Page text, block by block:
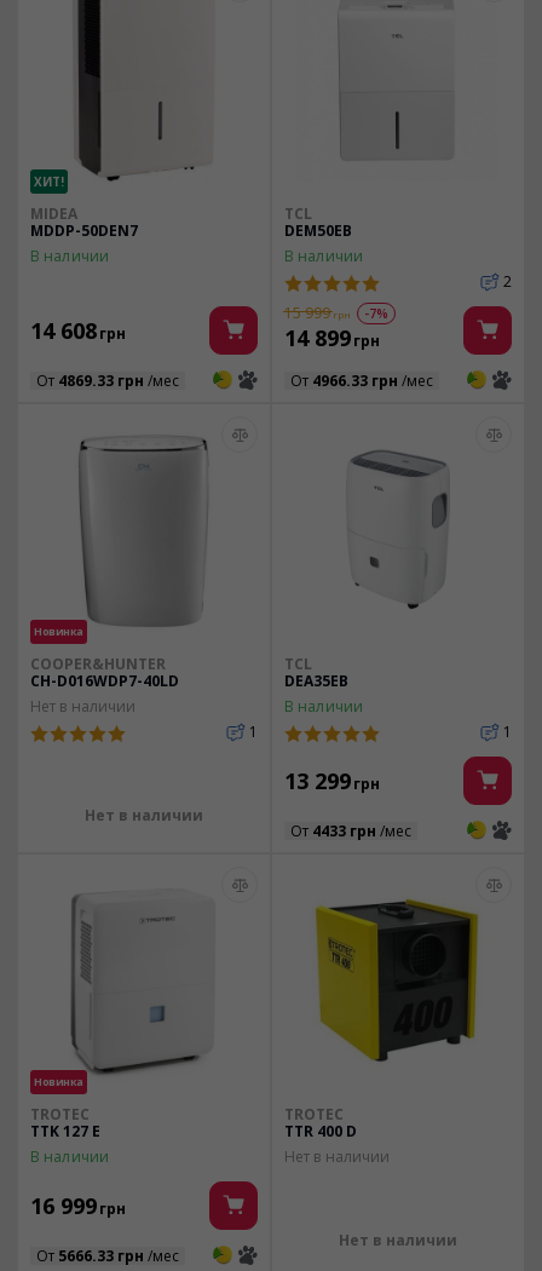
ХИТ!
MIDEA
MDDP-50DEN7
В наличии
14 608грн
От 4869.33 грн /мес 3 3
TCL
DEM50EB
В наличии
2
15 999 грн -7%
14 899грн
От 4966.33 грн /мес 3 3
Новинка
COOPER&HUNTER
CH-D016WDP7-40LD
Нет в наличии
1
Нет в наличии
TCL
DEA35EB
В наличии
1
13 299грн
От 4433 грн /мес 3 3
Новинка
TROTEC
TTK 127 E
В наличии
16 999грн
От 5666.33 грн /мес 3 3
TROTEC
TTR 400 D
Нет в наличии
Нет в наличии